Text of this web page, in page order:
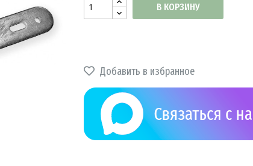
В КОРЗИНУ
Добавить в избранное